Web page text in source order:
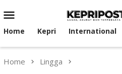
to
contentMenu
Home Kepri International
Home Lingga